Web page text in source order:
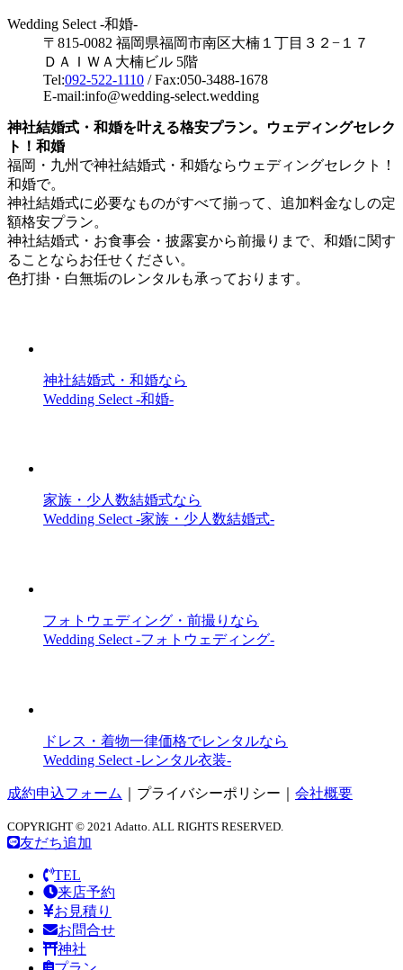
Wedding Select -和婚-
〒815-0082 福岡県福岡市南区大楠１丁目３２−１７
ＤＡＩＷＡ大楠ビル 5階
Tel:092-522-1110 / Fax:050-3488-1678
E-mail:info@wedding-select.wedding
神社結婚式・和婚を叶える格安プラン。ウェディングセレク
ト！和婚
福岡・九州で神社結婚式・和婚ならウェディングセレクト！
和婚で。
神社結婚式に必要なものがすべて揃って、追加料金なしの定
額格安プラン。
神社結婚式・お食事会・披露宴から前撮りまで、和婚に関す
ることならお任せください。
色打掛・白無垢のレンタルも承っております。
神社結婚式・和婚なら
Wedding Select -和婚-
家族・少人数結婚式なら
Wedding Select -家族・少人数結婚式-
フォトウェディング・前撮りなら
Wedding Select -フォトウェディング-
ドレス・着物一律価格でレンタルなら
Wedding Select -レンタル衣装-
成約申込フォーム プライバシーポリシー 会社概要
COPYRIGHT © 2021 Adatto. ALL RIGHTS RESERVED.
友だち追加
TEL
来店予約
お見積り
お問合せ
神社